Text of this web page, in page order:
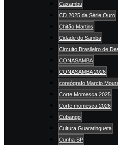
Caxambu
CD 2025 da Série Ouro
Chitão Martins
Cidade do Samba
Circuito Brasileiro de
CONASAMBA
CONASAMBA 2026
coreógrafo Marcio
Corte Momesca 2025
Corte momesca 2026
Cubango
Cultura Guaratingueta
Cunha SP